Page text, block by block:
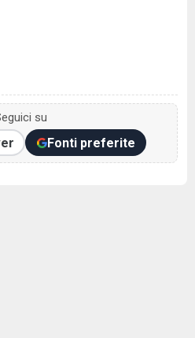
su
Fonti preferite